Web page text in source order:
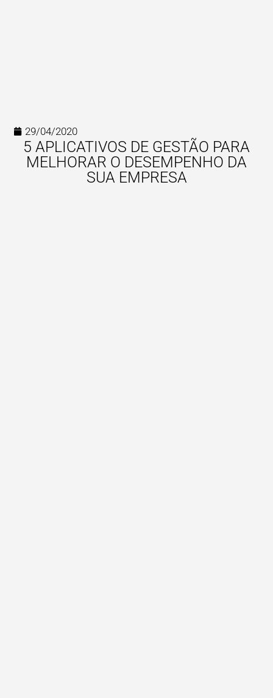
29/04/2020
5 APLICATIVOS DE GESTÃO PARA
MELHORAR O DESEMPENHO DA
SUA EMPRESA